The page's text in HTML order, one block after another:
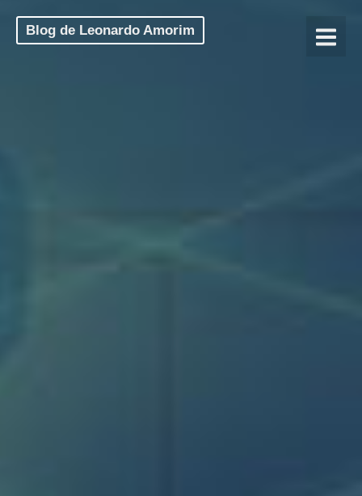
Blog de Leonardo Amorim